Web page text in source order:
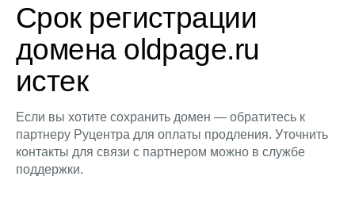
Срок регистрации
домена oldpage.ru
истек
Если вы хотите сохранить домен — обратитесь к
партнеру Руцентра для оплаты продления. Уточнить
контакты для связи с партнером можно в службе
поддержки.